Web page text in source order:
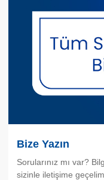
Bize Yazın
Sorularınız mı var?
sizinle iletişime geçelim.